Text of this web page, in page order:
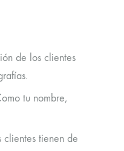
de los clientes
tu nombre,
tienen de